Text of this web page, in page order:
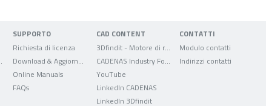
SUPPORTO
Richiesta di licenza
Online Manuals
FAQs
CAD CONTENT
3Dfindit - Motore di ricerca per dati CAD
YouTube
LinkedIn CADENAS
LinkedIn 3Dfindit
CONTATTI
Modulo contatti
Indirizzi contatti